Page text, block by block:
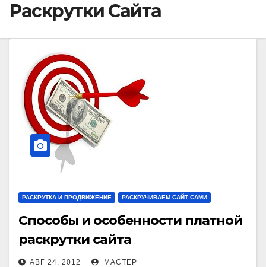
Раскрутки Сайта
РАСКРУТКА И ПРОДВИЖЕНИЕ РАСКРУЧИВАЕМ САЙТ САМИ
Способы и особенности платной
раскрутки сайта
АВГ 24, 2012 МАСТЕР